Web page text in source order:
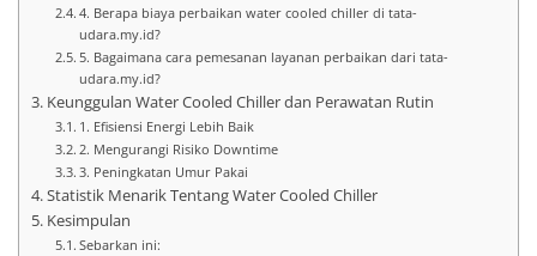
4. Berapa biaya perbaikan water cooled chiller di tata-
udara.my.id?
5. Bagaimana cara pemesanan layanan perbaikan dari tata-
udara.my.id?
Keunggulan Water Cooled Chiller dan Perawatan Rutin
1. Efisiensi Energi Lebih Baik
2. Mengurangi Risiko Downtime
3. Peningkatan Umur Pakai
Statistik Menarik Tentang Water Cooled Chiller
Kesimpulan
Sebarkan ini: